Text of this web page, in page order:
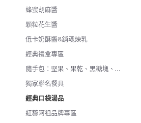
蜂蜜胡麻醬
顆粒花生醬
低卡奶酥醬&銷魂煉乳
經典禮盒專區
隨手包：堅果、果乾、黑糖塊、紹興梅
獨家聯名餐具
經典口袋湯品
紅藜阿祖品牌專區